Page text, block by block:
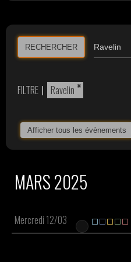
RECHERCHER
FILTRE | ×
Ravelin
Afficher tous les évènements
MARS 2025
Mercredi 12/03